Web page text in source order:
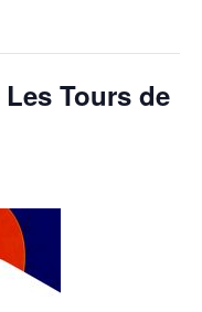
Tours de